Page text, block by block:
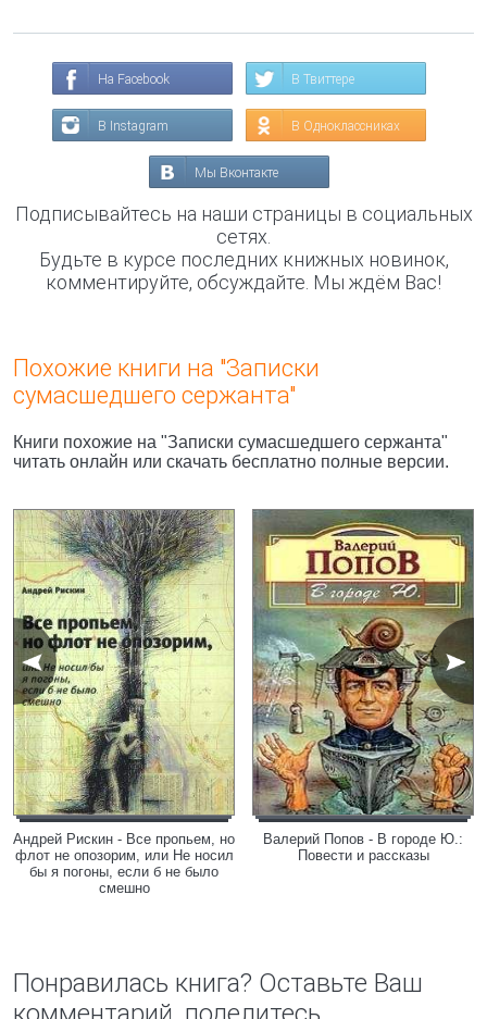
На Facebook В Твиттере
В Instagram В Одноклассниках
Мы Вконтакте
Подписывайтесь на наши страницы в социальных
сетях.
Будьте в курсе последних книжных новинок,
комментируйте, обсуждайте. Мы ждём Вас!
Похожие книги на "Записки
сумасшедшего сержанта"
Книги похожие на "Записки сумасшедшего сержанта"
читать онлайн или скачать бесплатно полные версии.
Андрей Рискин - Все пропьем, но
флот не опозорим, или Не носил
бы я погоны, если б не было
смешно
Валерий Попов - В городе Ю.:
Повести и рассказы
Понравилась книга? Оставьте Ваш